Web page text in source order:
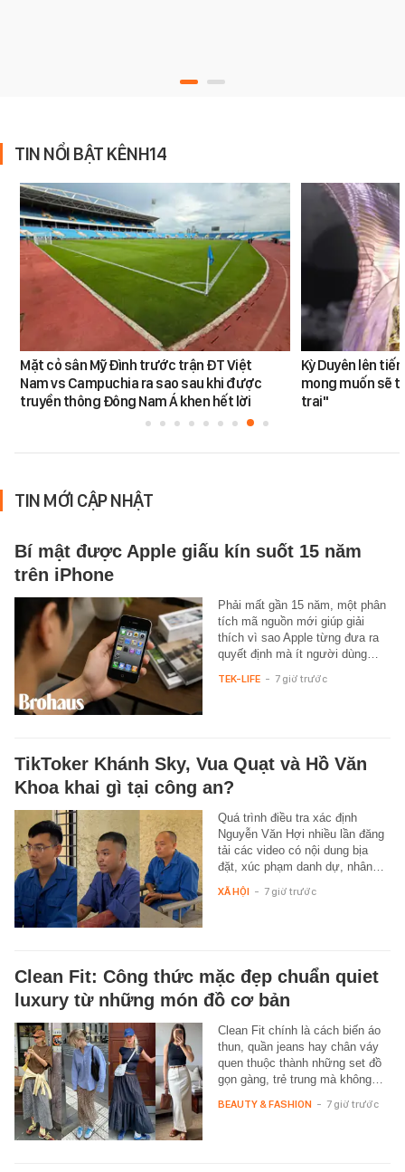
TIN NỔI BẬT KÊNH14
Mặt cỏ sân Mỹ Đình trước trận ĐT Việt
Nam vs Campuchia ra sao sau khi được
truyền thông Đông Nam Á khen hết lời
Kỳ Duyên lên
mong muốn sẽ
trai"
TIN MỚI CẬP NHẬT
Bí mật được Apple giấu kín suốt 15 năm
trên iPhone
Phải mất gần 15 năm, một phân
tích mã nguồn mới giúp giải
thích vì sao Apple từng đưa ra
quyết định mà ít người dùng…
TEK-LIFE - 7 giờ trước
TikToker Khánh Sky, Vua Quạt và Hồ Văn
Khoa khai gì tại công an?
Quá trình điều tra xác định
Nguyễn Văn Hợi nhiều lần đăng
tải các video có nội dung bịa
đặt, xúc phạm danh dự, nhân…
XÃ HỘI - 7 giờ trước
Clean Fit: Công thức mặc đẹp chuẩn quiet
luxury từ những món đồ cơ bản
Clean Fit chính là cách biến áo
thun, quần jeans hay chân váy
quen thuộc thành những set đồ
gọn gàng, trẻ trung mà không…
BEAUTY & FASHION - 7 giờ trước